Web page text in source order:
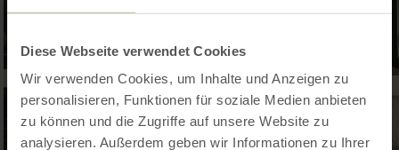
Diese Webseite verwendet Cookies
Wir verwenden Cookies, um Inhalte und Anzeigen zu
personalisieren, Funktionen für soziale Medien anbieten
zu können und die Zugriffe auf unsere Website zu
analysieren. Außerdem geben wir Informationen zu Ihrer